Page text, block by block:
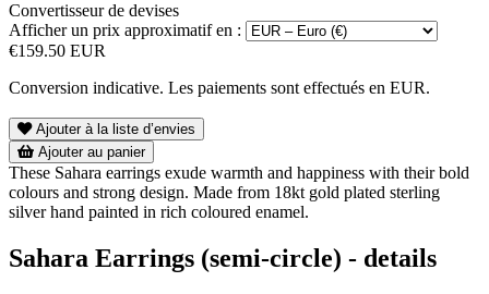
Convertisseur de devises
Afficher un prix approximatif en :
€159.50 EUR
Conversion indicative. Les paiements sont effectués en EUR.
Ajouter à la liste d’envies
Ajouter au panier
These Sahara earrings exude warmth and happiness with their bold
colours and strong design. Made from 18kt gold plated sterling
silver hand painted in rich coloured enamel.
Sahara Earrings (semi-circle) - details